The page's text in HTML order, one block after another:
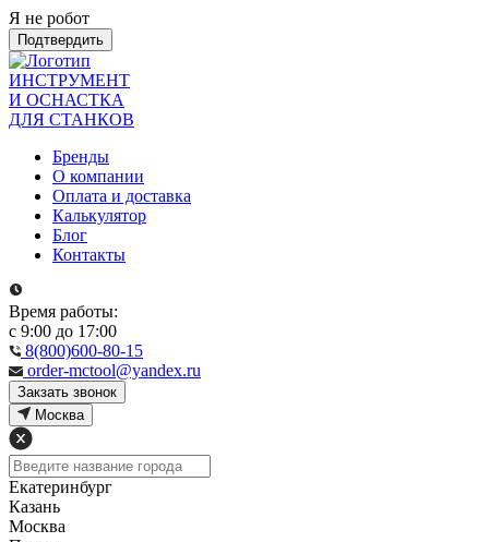
Я не робот
Подтвердить
ИНСТРУМЕНТ
И ОСНАСТКА
ДЛЯ СТАНКОВ
Бренды
О компании
Оплата и доставка
Калькулятор
Блог
Контакты
Время работы:
с 9:00 до 17:00
8(800)600-80-15
order-mctool@yandex.ru
Закзать звонок
Москва
Екатеринбург
Казань
Москва